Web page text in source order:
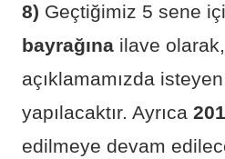
8) Geçtiğimiz 5 sene
bayrağına ilave olarak,
açıklamamızda
yapılacaktır. Ayrıca
edilmeye devam